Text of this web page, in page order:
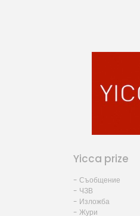
Yicca prize
- Съобщение
- ЧЗВ
- Изложба
- Жури